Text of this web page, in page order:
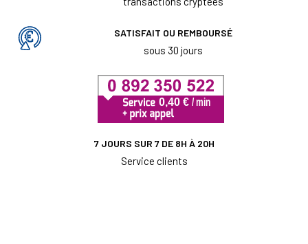
SATISFAIT OU REMBOURSÉ
sous 30 jours
7 JOURS SUR 7 DE 8H À 20H
Service clients